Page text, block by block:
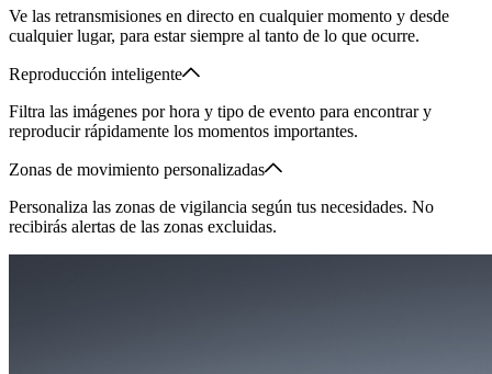
Ve las retransmisiones en directo en cualquier momento y desde
cualquier lugar, para estar siempre al tanto de lo que ocurre.
Reproducción inteligente
Filtra las imágenes por hora y tipo de evento para encontrar y
reproducir rápidamente los momentos importantes.
Zonas de movimiento personalizadas
Personaliza las zonas de vigilancia según tus necesidades. No
recibirás alertas de las zonas excluidas.